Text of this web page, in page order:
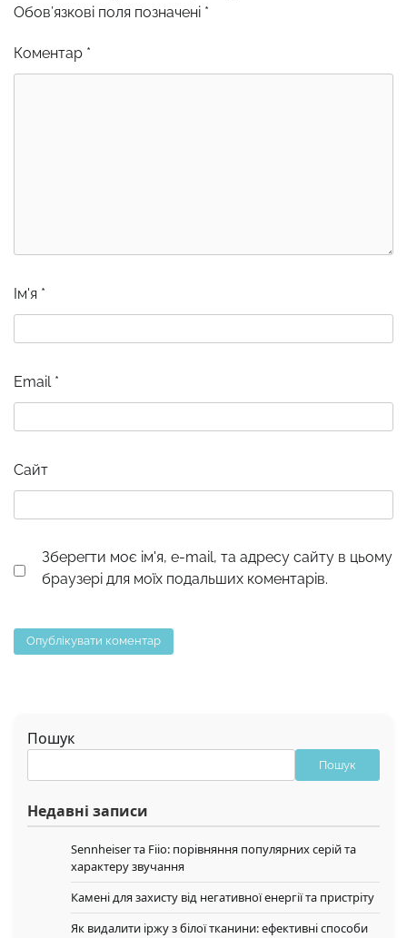
Обов’язкові поля позначені *
Коментар *
Ім'я *
Email *
Сайт
Зберегти моє ім'я, e-mail, та адресу сайту в цьому
браузері для моїх подальших коментарів.
Пошук
Пошук
Недавні записи
Sennheiser та Fiio: порівняння популярних серій та
характеру звучання
Камені для захисту від негативної енергії та пристріту
Як видалити іржу з білої тканини: ефективні способи